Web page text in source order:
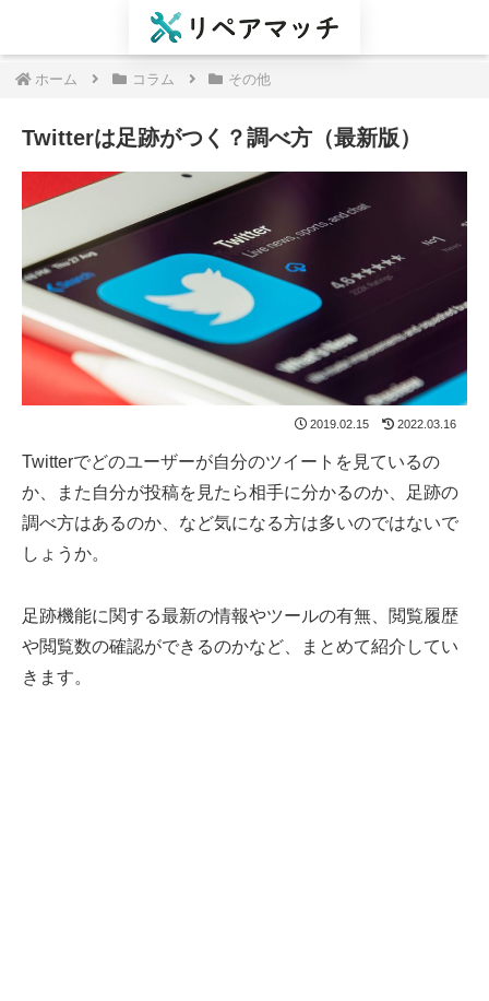
ホーム コラム その他
Twitterは足跡がつく？調べ方（最新版）
2019.02.15 2022.03.16
Twitterでどのユーザーが自分のツイートを見ているの
か、また自分が投稿を見たら相手に分かるのか、足跡の
調べ方はあるのか、など気になる方は多いのではないで
しょうか。
足跡機能に関する最新の情報やツールの有無、閲覧履歴
や閲覧数の確認ができるのかなど、まとめて紹介してい
きます。